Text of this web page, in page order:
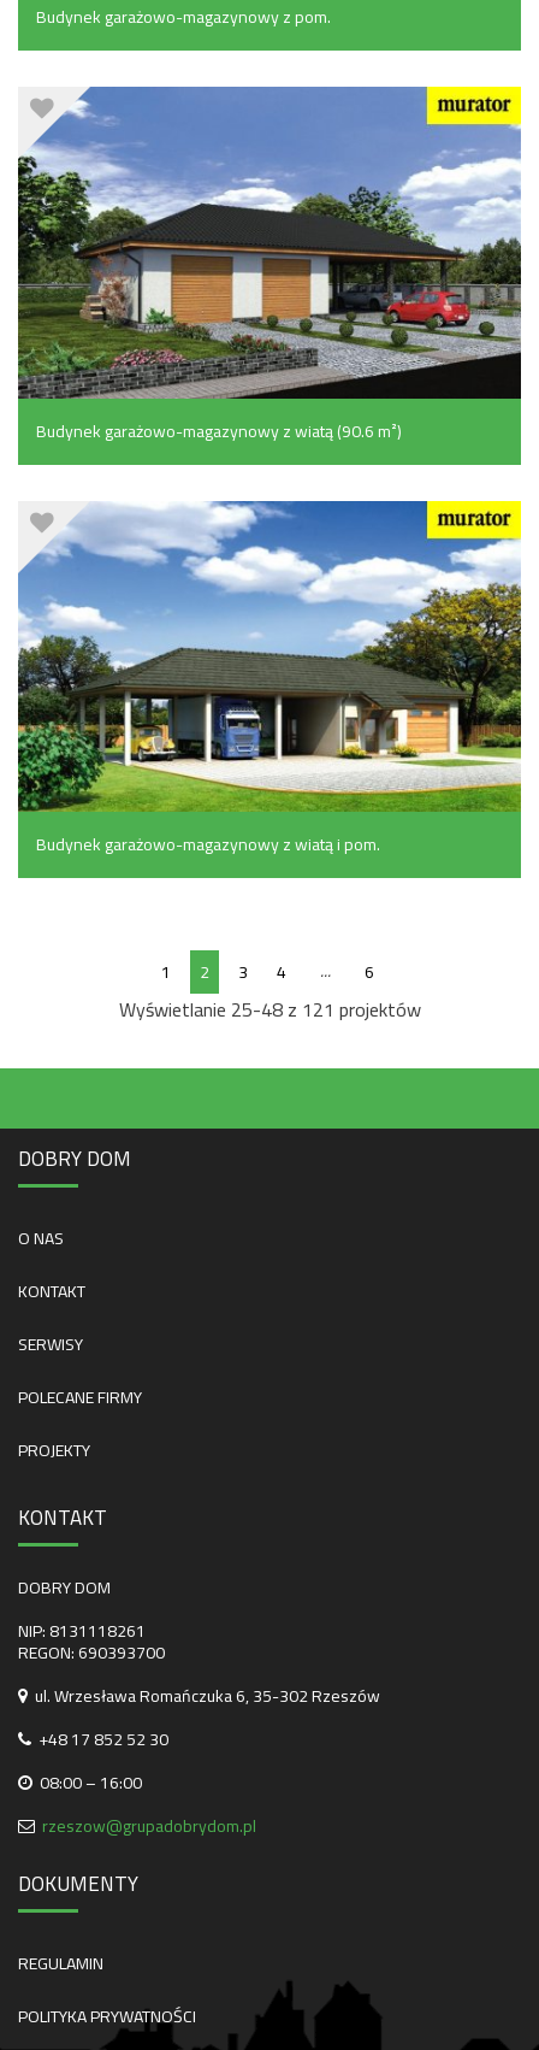
Budynek garażowo-magazynowy z pom.
pomocniczymi (113.7 m²)
Budynek garażowo-magazynowy z wiatą (90.6 m²)
Budynek garażowo-magazynowy z wiatą i pom.
pomocniczymi (64.5 m²)
1 2 3 4 ... 6
Wyświetlanie 25-48 z 121 projektów
DOBRY DOM
O NAS
KONTAKT
SERWISY
POLECANE FIRMY
PROJEKTY
KONTAKT
DOBRY DOM
NIP: 8131118261
REGON: 690393700
ul. Wrzesława Romańczuka 6, 35-302 Rzeszów
+48 17 852 52 30
08:00 – 16:00
rzeszow@grupadobrydom.pl
DOKUMENTY
REGULAMIN
POLITYKA PRYWATNOŚCI